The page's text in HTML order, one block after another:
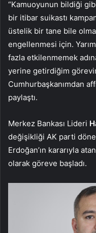
“Kamuoyunun bildiği
bir itibar suikastı
üstelik bir tane bile
engellenmesi için.
fazla etkilenmemek
yerine getirdiğim
Cumhurbaşkanımdan
paylaştı.
Merkez Bankası Lideri
değişikliği AK parti
Erdoğan’ın kararıyla
olarak göreve başladı.